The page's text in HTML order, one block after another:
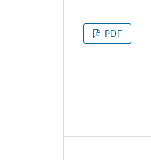
PDF